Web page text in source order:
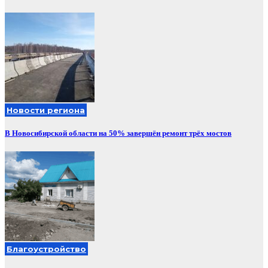
Новости региона
В Новосибирской области на 50% завершён ремонт трёх мостов
Благоустройство